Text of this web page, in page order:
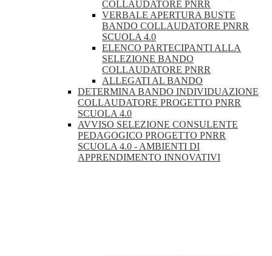
COLLAUDATORE PNRR
VERBALE APERTURA BUSTE
BANDO COLLAUDATORE PNRR
SCUOLA 4.0
ELENCO PARTECIPANTI ALLA
SELEZIONE BANDO
COLLAUDATORE PNRR
ALLEGATI AL BANDO
DETERMINA BANDO INDIVIDUAZIONE
COLLAUDATORE PROGETTO PNRR
SCUOLA 4.0
AVVISO SELEZIONE CONSULENTE
PEDAGOGICO PROGETTO PNRR
SCUOLA 4.0 - AMBIENTI DI
APPRENDIMENTO INNOVATIVI